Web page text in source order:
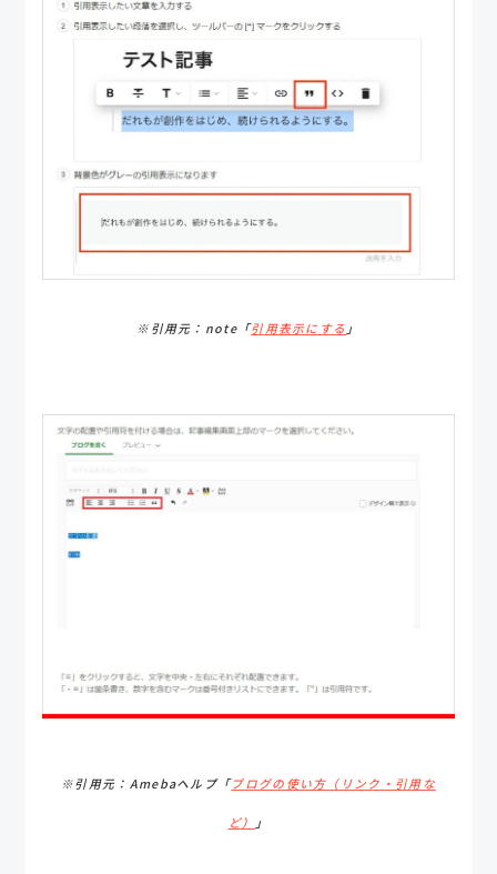
※引用元：note「引用表示にする 」
※引用元：Amebaヘルプ「ブログの使い方（リンク・引用な
ど） 」